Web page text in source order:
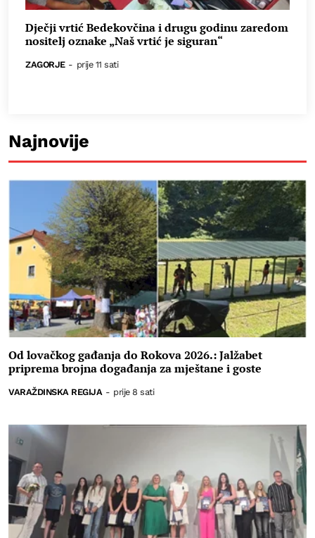
Dječji vrtić Bedekovčina i drugu godinu zaredom
nositelj oznake „Naš vrtić je siguran“
ZAGORJE - prije 11 sati
Najnovije
Od lovačkog gađanja do Rokova 2026.: Jalžabet
priprema brojna događanja za mještane i goste
VARAŽDINSKA REGIJA - prije 8 sati